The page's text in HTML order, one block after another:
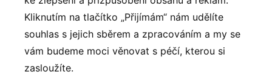
Fitness lavice + Posilovač zad: Dětské venkovní
posilovny jsou především skvělou zábavou. Stejně
jako při cvičení na ostatních zařízeních i zde dítě
poznává nové pohybové možnosti svého těla.
Kliknutím na tlačítko „Přijímám“ nám udělíte
souhlas s jejich sběrem a zpracováním a my se
vám budeme moci věnovat s péčí, kterou si
zasloužíte.